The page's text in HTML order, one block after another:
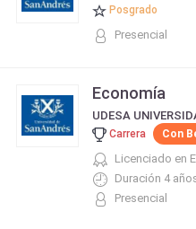
Posgrado
Presencial
Economía
UDESA
Carrera Con
Licenciado en
Duración 4
Presencial